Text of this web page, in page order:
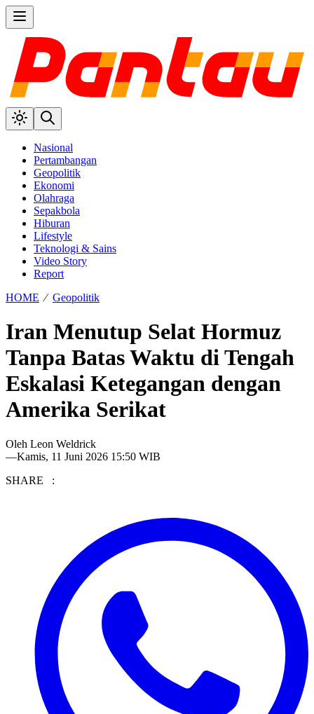
Nasional
Pertambangan
Geopolitik
Ekonomi
Olahraga
Sepakbola
Hiburan
Lifestyle
Teknologi & Sains
Video Story
Report
HOME ⁄ Geopolitik
Iran Menutup Selat Hormuz
Tanpa Batas Waktu di Tengah
Eskalasi Ketegangan dengan
Amerika Serikat
Oleh Leon Weldrick
—Kamis, 11 Juni 2026 15:50 WIB
SHARE :